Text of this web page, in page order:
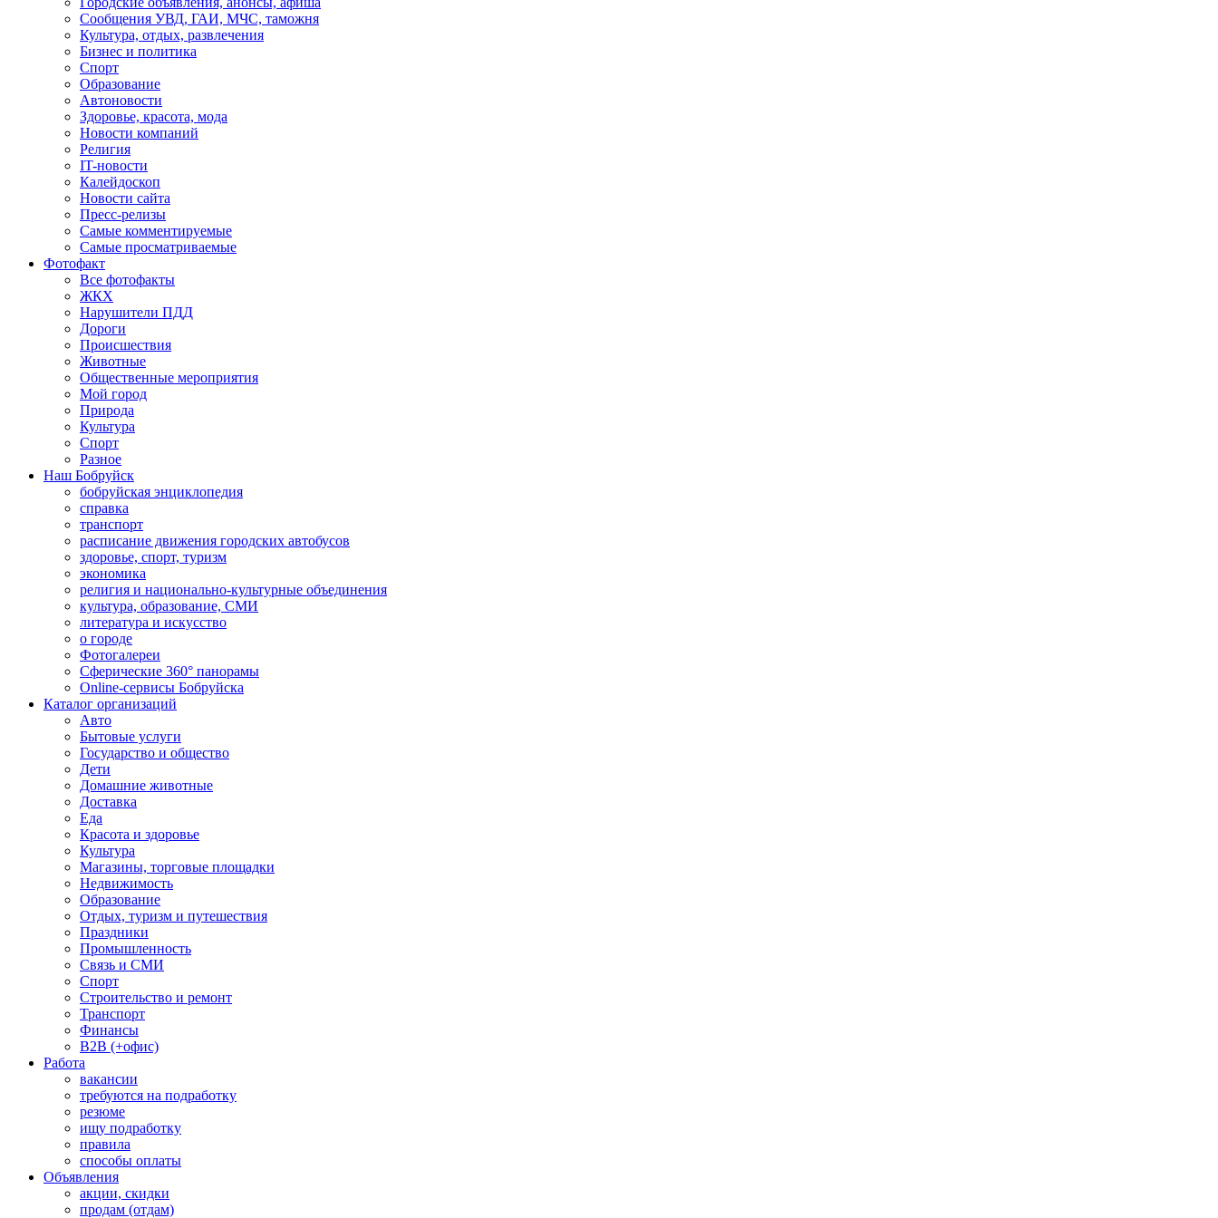
Сообщения УВД, ГАИ, МЧС, таможня
Культура, отдых, развлечения
Бизнес и политика
Спорт
Образование
Автоновости
Здоровье, красота, мода
Новости компаний
Религия
IT-новости
Калейдоскоп
Новости сайта
Пресс-релизы
Самые комментируемые
Самые просматриваемые
Фотофакт
Все фотофакты
ЖКХ
Нарушители ПДД
Дороги
Происшествия
Животные
Общественные мероприятия
Мой город
Природа
Культура
Спорт
Разное
Наш Бобруйск
бобруйская энциклопедия
справка
транспорт
расписание движения городских автобусов
здоровье, спорт, туризм
экономика
религия и национально-культурные объединения
культура, образование, СМИ
литература и искусство
о городе
Фотогалереи
Сферические 360° панорамы
Online-сервисы Бобруйска
Каталог организаций
Авто
Бытовые услуги
Государство и общество
Дети
Домашние животные
Доставка
Еда
Красота и здоровье
Культура
Магазины, торговые площадки
Недвижимость
Образование
Отдых, туризм и путешествия
Праздники
Промышленность
Связь и СМИ
Спорт
Строительство и ремонт
Транспорт
Финансы
B2B (+офис)
Работа
вакансии
требуются на подработку
резюме
ищу подработку
правила
способы оплаты
Объявления
акции, скидки
продам (отдам)